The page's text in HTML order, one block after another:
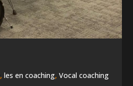
,les en coaching,Vocal coaching